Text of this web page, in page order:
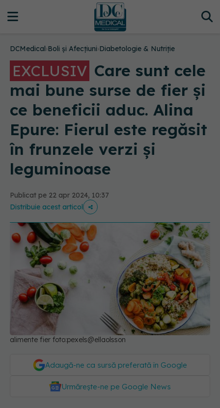
DCMedical›Boli și Afecțiuni›Diabetologie & Nutriție
EXCLUSIV Care sunt cele
mai bune surse de fier și
ce beneficii aduc. Alina
Epure: Fierul este regăsit
în frunzele verzi și
leguminoase
Publicat pe 22 apr 2024, 10:37
Distribuie acest articol
alimente fier foto:pexels@ellaolsson
Adaugă-ne ca sursă preferată în Google
Urmărește-ne pe Google News